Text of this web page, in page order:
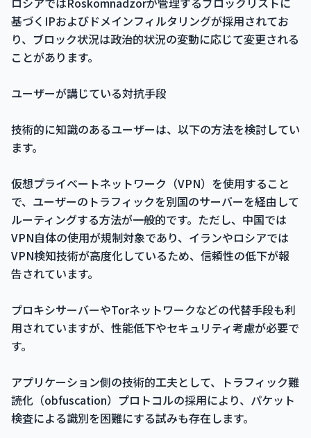
基づくIPおよびドメインフィルタリングが採用されてお
り、ブロック状況は政治的状況の変動に応じて変更される
ことがあります。
ユーザーが講じている対抗手段
技術的に知識のあるユーザーは、以下の方法を検討してい
ます。
仮想プライベートネットワーク（VPN）を使用すること
で、ユーザーのトラフィックを別国のサーバーを経由して
ルーティングする方法が一般的です。ただし、中国では
VPN自体の使用が規制対象であり、イランやロシアでは
VPN検知技術が高度化しているため、信頼性の低下が報
告されています。
プロキシサーバーやTorネットワークなどの代替手段も利
用されていますが、性能低下やセキュリティ考慮が必要で
す。
アプリケーション側の技術的工夫として、トラフィック難
読化（obfuscation）プロトコルの採用により、パケット
検査による識別を困難にする試みも存在します。